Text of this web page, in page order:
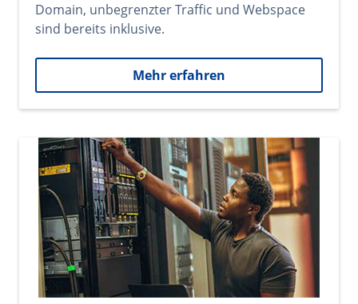
Domain, unbegrenzter Traffic und Webspace
sind bereits inklusive.
Mehr erfahren